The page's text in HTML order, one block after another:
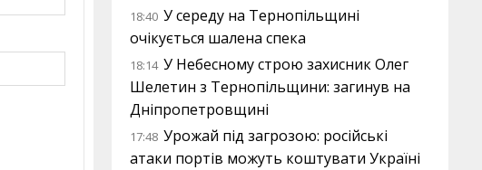
18:40 У середу на Тернопільщині
очікується шалена спека
18:14 У Небесному строю захисник Олег
Шелетин з Тернопільщини: загинув на
Дніпропетровщині
17:48 Урожай під загрозою: російські
атаки портів можуть коштувати Україні